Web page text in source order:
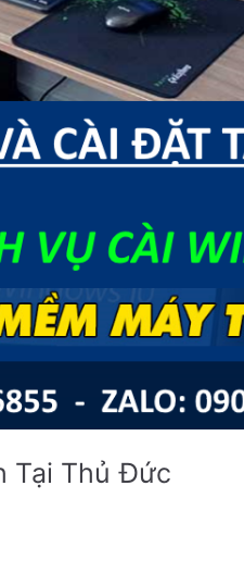
Tại Thủ Đức